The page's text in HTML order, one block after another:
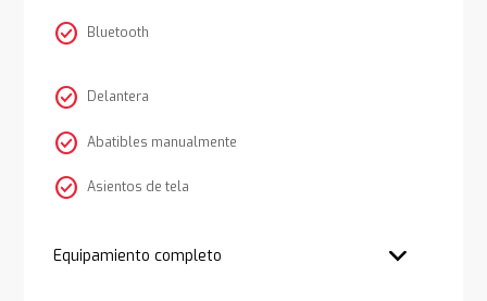
check_circle Bluetooth
check_circle Delantera
check_circle Abatibles manualmente
check_circle Asientos de tela
Equipamiento completo